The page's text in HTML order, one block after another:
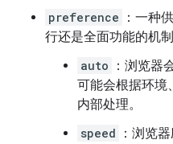
preference
：一种
行还是全面功能的机制
auto
：浏览器
可能会根据环境
内部处理。
speed
：浏览